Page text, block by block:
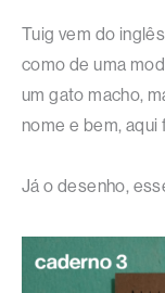
Tuig vem do inglês
como de uma
um gato macho,
nome e bem,
Já o desenho,